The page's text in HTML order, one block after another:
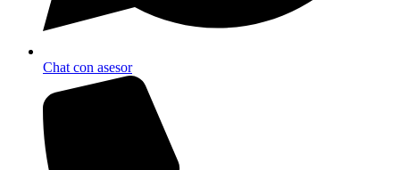
Chat con asesor